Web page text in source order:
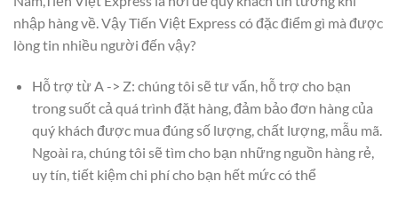
nhập hàng về. Vậy Tiến Việt Express có đặc điểm gì mà được
lòng tin nhiều người đến vậy?
Hỗ trợ từ A -> Z: chúng tôi sẽ tư vấn, hỗ trợ cho bạn
trong suốt cả quá trình đặt hàng, đảm bảo đơn hàng của
quý khách được mua đúng số lượng, chất lượng, mẫu mã.
Ngoài ra, chúng tôi sẽ tìm cho bạn những nguồn hàng rẻ,
uy tín, tiết kiệm chi phí cho bạn hết mức có thể